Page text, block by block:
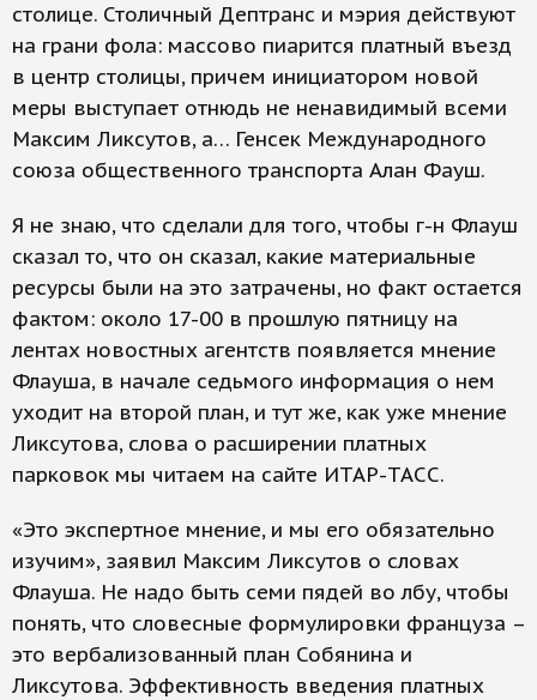
столице. Столичный Дептранс и мэрия действуют
на грани фола: массово пиарится платный въезд
в центр столицы, причем инициатором новой
меры выступает отнюдь не ненавидимый всеми
Максим Ликсутов, а… Генсек Международного
союза общественного транспорта Алан Фауш.
Я не знаю, что сделали для того, чтобы г-н Флауш
сказал то, что он сказал, какие материальные
ресурсы были на это затрачены, но факт остается
фактом: около 17-00 в прошлую пятницу на
лентах новостных агентств появляется мнение
Флауша, в начале седьмого информация о нем
уходит на второй план, и тут же, как уже мнение
Ликсутова, слова о расширении платных
парковок мы читаем на сайте ИТАР-ТАСС.
«Это экспертное мнение, и мы его обязательно
изучим», заявил Максим Ликсутов о словах
Флауша. Не надо быть семи пядей во лбу, чтобы
понять, что словесные формулировки француза –
это вербализованный план Собянина и
Ликсутова. Эффективность введения платных